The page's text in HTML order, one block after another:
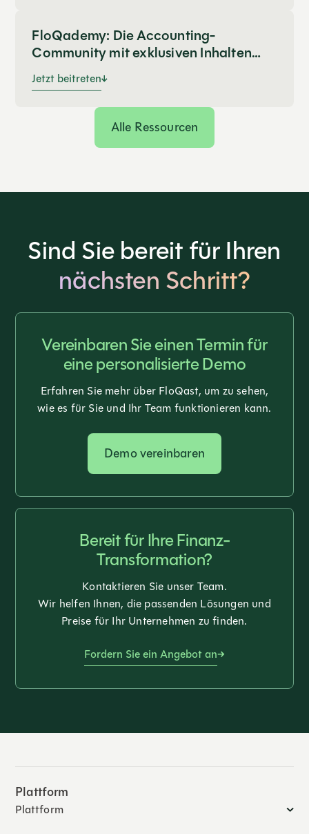
FloQademy: Die Accounting-
Community mit exklusiven Inhalten
von Branchenführern
Jetzt beitreten
Alle Ressourcen
Sind Sie bereit für Ihren
nächsten Schritt?
Vereinbaren Sie einen Termin für
eine personalisierte Demo
Erfahren Sie mehr über FloQast, um zu sehen,
wie es für Sie und Ihr Team funktionieren kann.
Demo vereinbaren
Bereit für Ihre Finanz-
Transformation?
Kontaktieren Sie unser Team.
Wir helfen Ihnen, die passenden Lösungen und
Preise für Ihr Unternehmen zu finden.
Fordern Sie ein Angebot an
Plattform
Plattform